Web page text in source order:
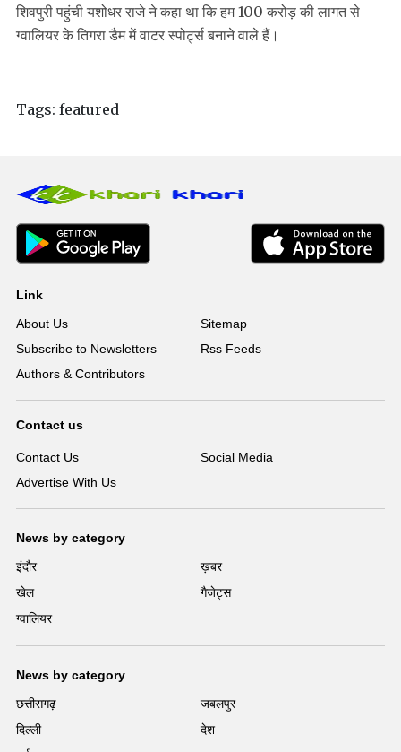
शिवपुरी पहुंची यशोधर राजे ने कहा था कि हम 100 करोड़ की लागत से
ग्वालियर के तिगरा डैम में वाटर स्पोर्ट्स बनाने वाले हैं।
Tags: featured
Link
About Us
Sitemap
Subscribe to Newsletters
Rss Feeds
Authors & Contributors
Contact us
Contact Us
Social Media
Advertise With Us
News by category
इंदौर
ख़बर
खेल
गैजेट्स
ग्वालियर
News by category
छत्तीसगढ़
जबलपुर
दिल्ली
देश